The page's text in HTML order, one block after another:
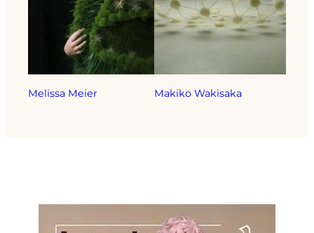
Melissa Meier Makiko Wakisaka